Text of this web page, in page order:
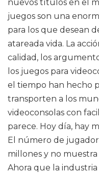
nuevos títulos en el
juegos son una
para los que desean
atareada vida. La
calidad, los
los juegos para
el tiempo han hecho
transporten a los
videoconsolas con
parece. Hoy día, hay
El número de
millones y no muestra
Ahora que la